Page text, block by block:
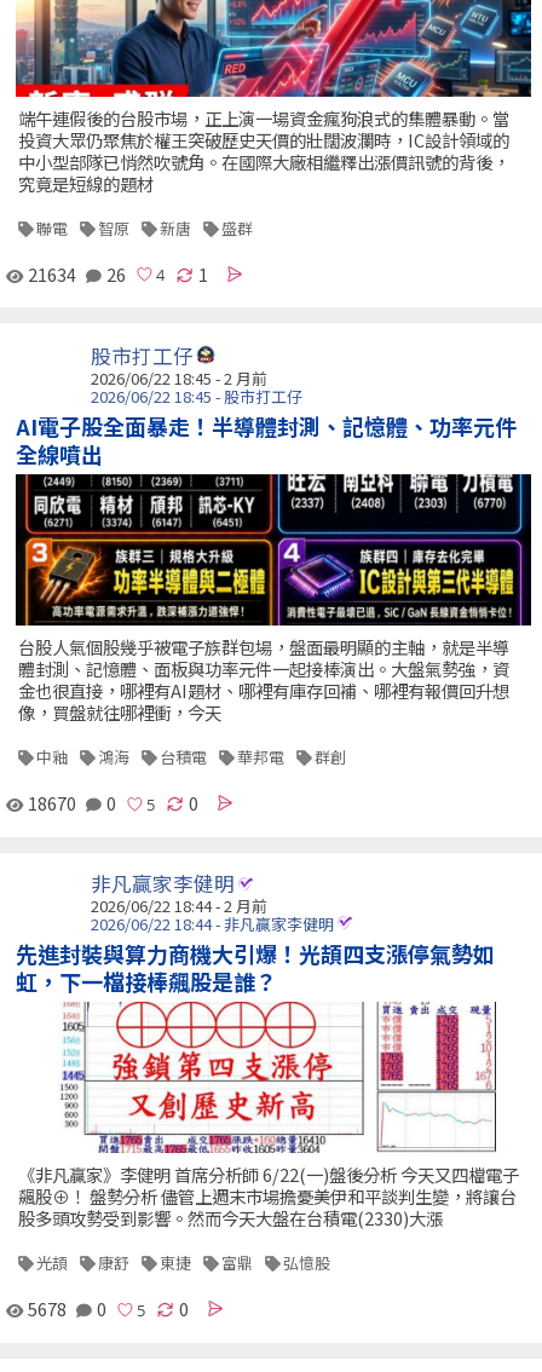
端午連假後的台股市場，正上演一場資金瘋狗浪式的集體暴動。當
投資大眾仍聚焦於權王突破歷史天價的壯闊波瀾時，IC設計領域的
中小型部隊已悄然吹號角。在國際大廠相繼釋出漲價訊號的背後，
究竟是短線的題材
聯電 智原 新唐 盛群
21634 26 1
股市打工仔
2026/06/22 18:45 - 2 月前
2026/06/22 18:45 - 股市打工仔
AI電子股全面暴走！半導體封測、記憶體、功率元件
全線噴出
台股人氣個股幾乎被電子族群包場，盤面最明顯的主軸，就是半導
體封測、記憶體、面板與功率元件一起接棒演出。大盤氣勢強，資
金也很直接，哪裡有AI題材、哪裡有庫存回補、哪裡有報價回升想
像，買盤就往哪裡衝，今天
中釉 鴻海 台積電 華邦電 群創
18670 0 0
非凡贏家李健明
2026/06/22 18:44 - 2 月前
2026/06/22 18:44 - 非凡贏家李健明
先進封裝與算力商機大引爆！光頡四支漲停氣勢如
虹，下一檔接棒飆股是誰？
《非凡贏家》李健明 首席分析師 6/22(一)盤後分析 今天又四檔電子
飆股⊕！ 盤勢分析 儘管上週末市場擔憂美伊和平談判生變，將讓台
股多頭攻勢受到影響。然而今天大盤在台積電(2330)大漲
光頡 康舒 東捷 富鼎 弘憶股
5678 0 0